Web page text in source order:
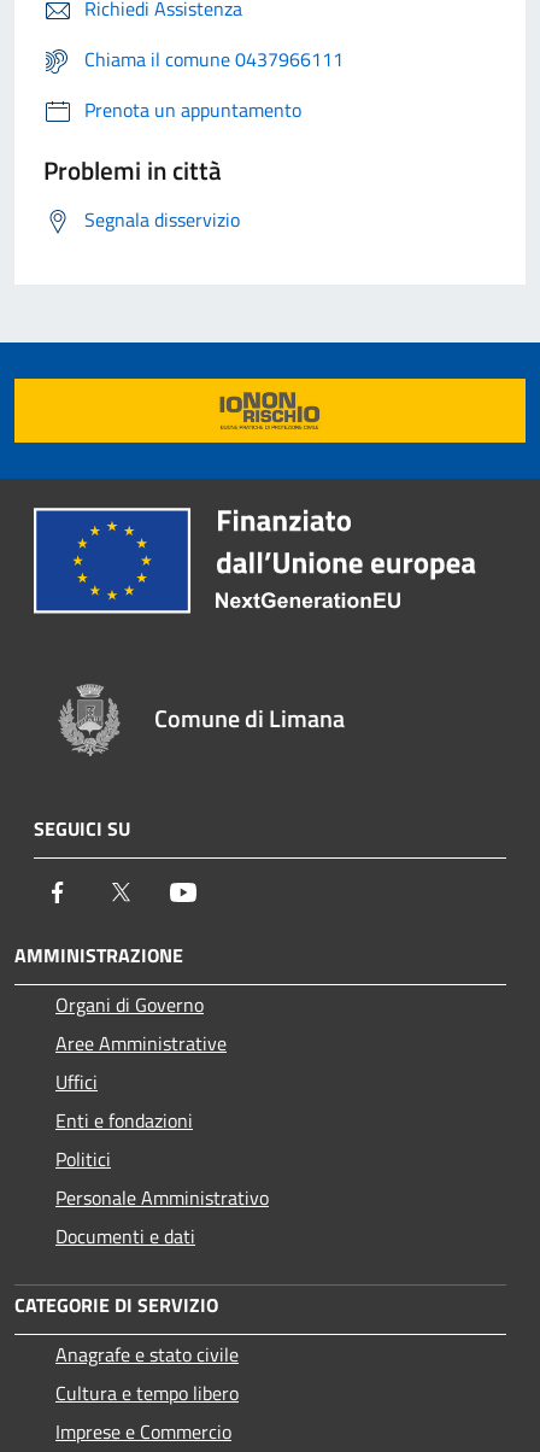
Richiedi Assistenza
Chiama il comune 0437966111
Prenota un appuntamento
Problemi in città
Segnala disservizio
Comune di Limana
SEGUICI SU
Facebook Twitter
AMMINISTRAZIONE
Organi di Governo
Aree Amministrative
Uffici
Enti e fondazioni
Politici
Personale Amministrativo
Documenti e dati
CATEGORIE DI SERVIZIO
Anagrafe e stato civile
Cultura e tempo libero
Imprese e Commercio